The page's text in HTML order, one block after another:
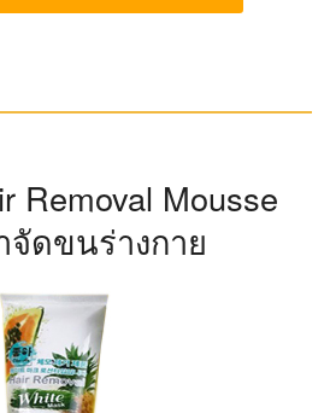
Removal Mousse
จัดขนร่างกาย